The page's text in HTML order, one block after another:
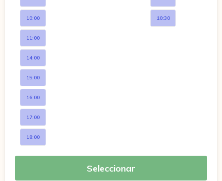
10:00
11:00
14:00
15:00
16:00
17:00
18:00
10:30
Seleccionar